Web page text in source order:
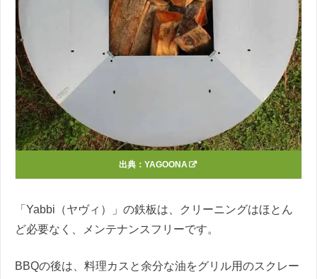
出典： YAGOONA
「Yabbi（ヤヴィ）」の鉄板は、クリーニングはほとん
ど必要なく、メンテナンスフリーです。
BBQの後は、料理カスと余分な油をグリル用のスクレー